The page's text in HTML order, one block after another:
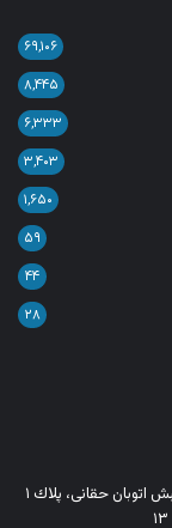
۶۹,۱۰۶
۸,۴۴۵
۶,۳۳۳
۳,۴۰۳
۱,۶۵۰
۵۹
۴۴
۲۸
آدرس: تهران - خیابان میرداماد، خیابان مصدق جنوبی،نبش اتوبان حقانی، پلاك ١